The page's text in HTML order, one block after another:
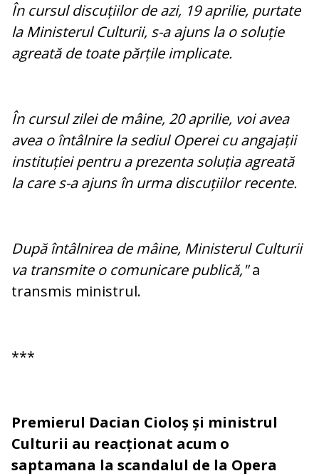
În cursul discuțiilor de azi, 19 aprilie, purtate
la Ministerul Culturii, s-a ajuns la o soluție
agreată de toate părțile implicate.
În cursul zilei de mâine, 20 aprilie, voi avea
avea o întâlnire la sediul Operei cu angajații
instituției pentru a prezenta soluția agreată
la care s-a ajuns în urma discuțiilor recente.
După întâlnirea de mâine, Ministerul Culturii
va transmite o comunicare publică,"a
transmis ministrul.
***
Premierul Dacian Cioloș și ministrul
Culturii au reacționat acum o
saptamana la scandalul de la Opera